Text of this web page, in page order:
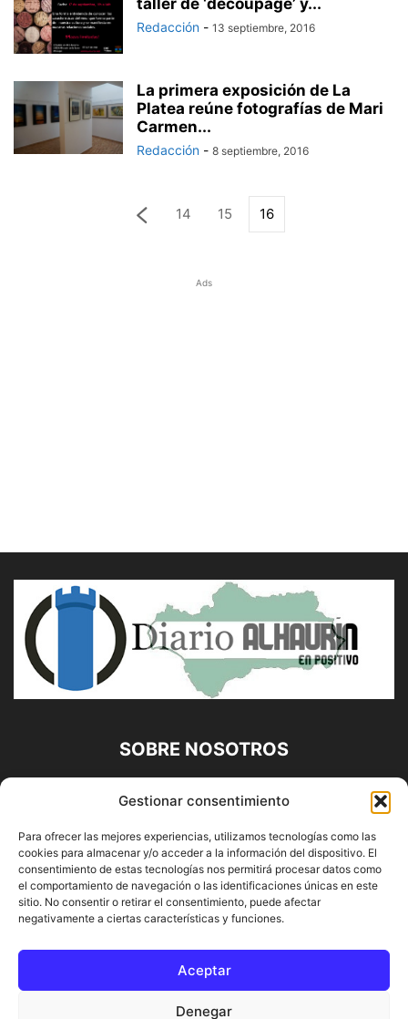
Gestionar consentimiento
Para ofrecer las mejores experiencias, utilizamos tecnologías como las
cookies para almacenar y/o acceder a la información del dispositivo. El
consentimiento de estas tecnologías nos permitirá procesar datos como
el comportamiento de navegación o las identificaciones únicas en este
sitio. No consentir o retirar el consentimiento, puede afectar
negativamente a ciertas características y funciones.
Aceptar
Denegar
taller de ‘decoupage’ y...
Redacción - 13 septiembre, 2016
La primera exposición de La
Platea reúne fotografías de Mari
Carmen...
Redacción - 8 septiembre, 2016
14 15 16
Ads
SOBRE NOSOTROS
Diario Alhaurín (www.alhaurindelatorre.com) Propiedad de
Francisco E. López López | 639 95 71 95 | Noticias de
Alhaurín de la Torre, Málaga y Provincia|
Contáctanos:info@alhaurindelatorre.com
SÍGUENOS